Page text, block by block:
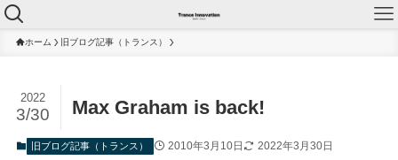
ホーム 旧ブログ記事（トランス）
Max Graham is back!
2022
3/30
旧ブログ記事（トランス） 2010年3月10日 2022年3月30日